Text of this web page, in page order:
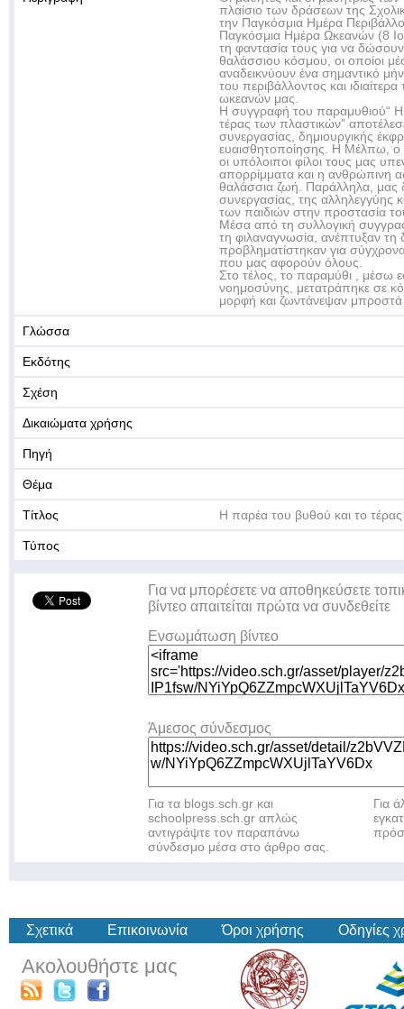
πλαίσιο των δράσεων της
την Παγκόσμια Ημέρα
Παγκόσμια Ημέρα Ωκεανών (8
τη φαντασία τους για να
θαλάσσιου κόσμου, οι οποίοι
αναδεικνύουν ένα σημαντικό
του περιβάλλοντος και
ωκεανών μας.
Η συγγραφή του παραμυθιού“
τέρας των πλαστικών”
συνεργασίας, δημιουργικής
ευαισθητοποίησης. Η Μέλπω,
οι υπόλοιποι φίλοι τους μας
απορρίμματα και η ανθρώπινη
θαλάσσια ζωή. Παράλληλα, μας
συνεργασίας, της αλληλεγγύης
των παιδιών στην προστασία
Μέσα από τη συλλογική
τη φιλαναγνωσία, ανέπτυξαν τη
προβληματίστηκαν για
που μας αφορούν όλους.
Στο τέλος, το παραμύθι , μέσω
νοημοσύνης, μετατράπηκε σε
μορφή και ζωντάνεψαν
Γλώσσα
Εκδότης
Σχέση
Δικαιώματα χρήσης
Πηγή
Θέμα
Τίτλος Η παρέα του βυθού και το
Τύπος
Για να μπορέσετε να αποθηκεύσετε
βίντεο απαιτείται πρώτα να συνδεθείτε
Ενσωμάτωση βίντεο
Άμεσος σύνδεσμος
Για τα blogs.sch.gr και
schoolpress.sch.gr απλώς
αντιγράψτε τον παραπάνω
σύνδεσμο μέσα στο άρθρο σας.
Για
Σχετικά Επικοινωνία Όροι χρήσης Οδηγίες
Ακολουθήστε μας